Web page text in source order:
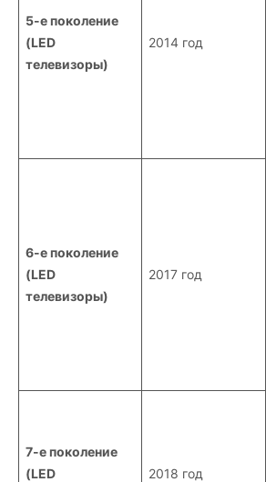
5-е поколение
(LED
телевизоры)
2014 год
6-е поколение
(LED
телевизоры)
2017 год
7-е поколение
(LED
2018 год